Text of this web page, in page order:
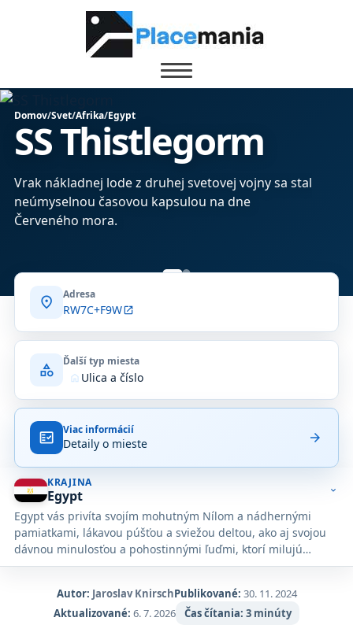
Domov/Svet/Afrika/Egypt
SS Thistlegorm
Vrak nákladnej lode z druhej svetovej vojny sa stal
neúmyselnou časovou kapsulou na dne
Červeného mora.
location_on Adresa
RW7C+F9Wopen_in_new
category Ďalší typ miesta
home Ulica a číslo
fact_check Viac informácií
Detaily o mieste arrow_forward
KRAJINA
Egypt
Egypt vás privíta svojím mohutným Nílom a nádhernými
pamiatkami, lákavou púšťou a sviežou deltou, ako aj svojou
dávnou minulosťou a pohostinnými ľuďmi, ktorí milujú
príbehy.
expand_more
Autor: Jaroslav KnirschPublikované: 30. 11. 2024
Aktualizované: 6. 7. 2026 Čas čítania: 3 minúty